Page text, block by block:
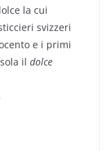
la cui
svizzeri
e i primi
il dolce